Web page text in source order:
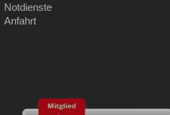
Notdienste
Anfahrt